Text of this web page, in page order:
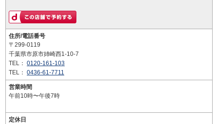
住所/電話番号
〒299-0119
千葉県市原市姉崎西1-10-7
TEL： 0120-161-103
TEL： 0436-61-7711
営業時間
午前10時〜午後7時
定休日